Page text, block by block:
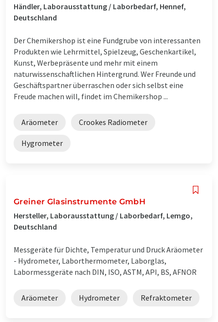
Händler, Laborausstattung / Laborbedarf, Hennef,
Deutschland
Der Chemikershop ist eine Fundgrube von interessanten
Produkten wie Lehrmittel, Spielzeug, Geschenkartikel,
Kunst, Werbepräsente und mehr mit einem
naturwissenschaftlichen Hintergrund. Wer Freunde und
Geschäftspartner überraschen oder sich selbst eine
Freude machen will, findet im Chemikershop ...
Aräometer Crookes Radiometer
Hygrometer
Greiner Glasinstrumente GmbH
Hersteller, Laborausstattung / Laborbedarf, Lemgo,
Deutschland
Messgeräte für Dichte, Temperatur und Druck Aräometer
- Hydrometer, Laborthermometer, Laborglas,
Labormessgeräte nach DIN, ISO, ASTM, API, BS, AFNOR
Aräometer Hydrometer Refraktometer